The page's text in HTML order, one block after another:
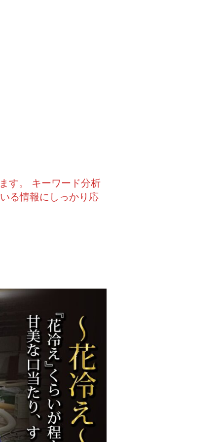
す。 キーワード分析
る情報にしっかり応